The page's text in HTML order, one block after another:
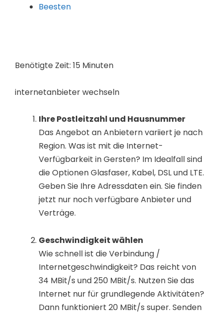
Beesten
Benötigte Zeit: 15 Minuten
internetanbieter wechseln
Ihre Postleitzahl und Hausnummer
Das Angebot an Anbietern variiert je nach
Region. Was ist mit die Internet-
Verfügbarkeit in Gersten? Im Idealfall sind
die Optionen Glasfaser, Kabel, DSL und LTE.
Geben Sie Ihre Adressdaten ein. Sie finden
jetzt nur noch verfügbare Anbieter und
Verträge.
Geschwindigkeit wählen
Wie schnell ist die Verbindung /
Internetgeschwindigkeit? Das reicht von
34 MBit/s und 250 MBit/s. Nutzen Sie das
Internet nur für grundlegende Aktivitäten?
Dann funktioniert 20 MBit/s super. Senden